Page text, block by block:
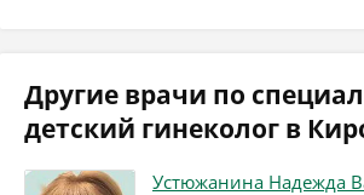
Другие врачи по
детский гинеколог в
Устюжанина Надежда